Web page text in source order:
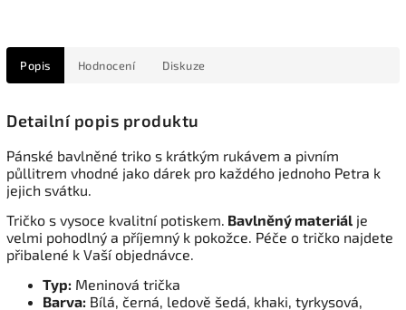
Popis Hodnocení Diskuze
Detailní popis produktu
Pánské bavlněné triko s krátkým rukávem a pivním
půllitrem vhodné jako dárek pro každého jednoho Petra k
jejich svátku.
Tričko s vysoce kvalitní potiskem. Bavlněný materiál je
velmi pohodlný a příjemný k pokožce. Péče o tričko najdete
přibalené k Vaší objednávce.
Typ: Meninová trička
Barva: Bílá, černá, ledově šedá, khaki, tyrkysová,